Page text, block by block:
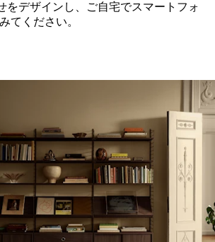
をデザインし、ご自宅でスマートフォ
てください。